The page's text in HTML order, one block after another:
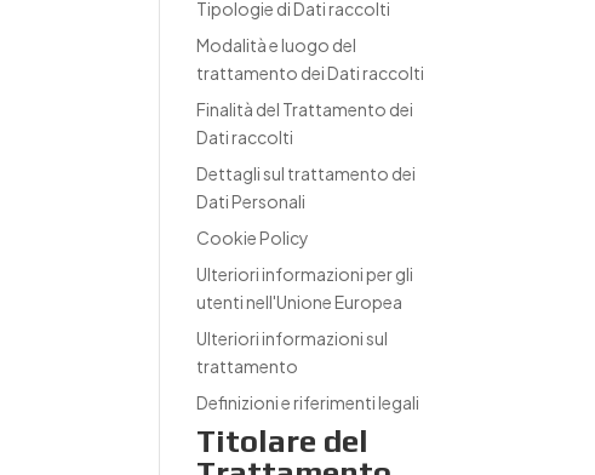
Tipologie di Dati raccolti
Modalità e luogo del
trattamento dei Dati raccolti
Finalità del Trattamento dei
Dati raccolti
Dettagli sul trattamento dei
Dati Personali
Cookie Policy
Ulteriori informazioni per gli
utenti nell'Unione Europea
Ulteriori informazioni sul
trattamento
Definizioni e riferimenti legali
Titolare del